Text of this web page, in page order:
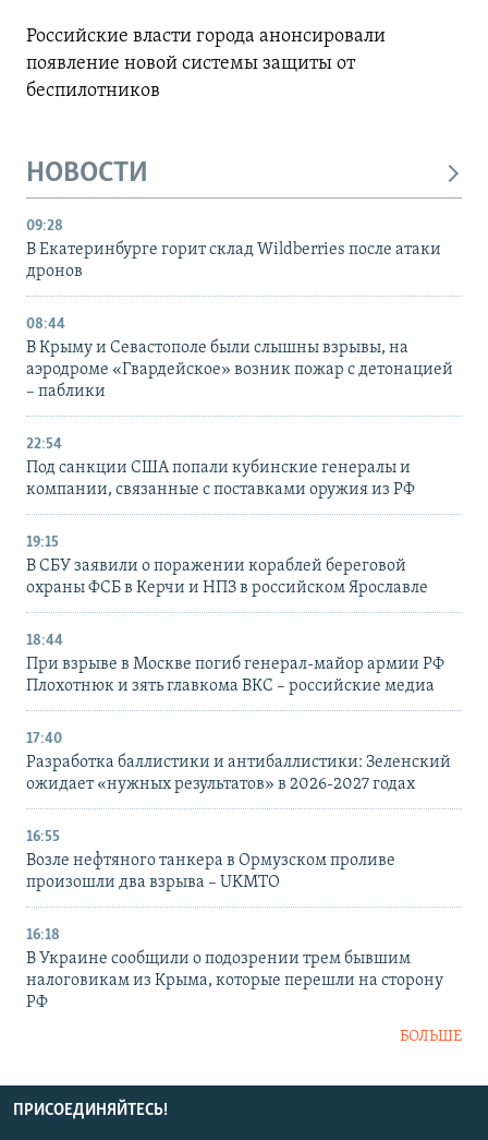
Российские власти города анонсировали
появление новой системы защиты от
беспилотников
НОВОСТИ
09:28
В Екатеринбурге горит склад Wildberries после атаки
дронов
08:44
В Крыму и Севастополе были слышны взрывы, на
аэродроме «Гвардейское» возник пожар с детонацией
– паблики
22:54
Под санкции США попали кубинские генералы и
компании, связанные с поставками оружия из РФ
19:15
В СБУ заявили о поражении кораблей береговой
охраны ФСБ в Керчи и НПЗ в российском Ярославле
18:44
При взрыве в Москве погиб генерал-майор армии РФ
Плохотнюк и зять главкома ВКС – российские медиа
17:40
Разработка баллистики и антибаллистики: Зеленский
ожидает «нужных результатов» в 2026-2027 годах
16:55
Возле нефтяного танкера в Ормузском проливе
произошли два взрыва – UKMTO
16:18
В Украине сообщили о подозрении трем бывшим
налоговикам из Крыма, которые перешли на сторону
РФ
БОЛЬШЕ
ПРИСОЕДИНЯЙТЕСЬ!